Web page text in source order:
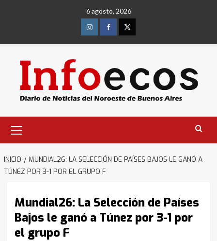
6 agosto, 2026
InstagramFacebookTwitter
primario
INICIO
MUNDIAL26: LA SELECCIÓN DE PAÍSES BAJOS LE GANÓ A
TÚNEZ POR 3-1 POR EL GRUPO F
Mundial26: La Selección de Países
Bajos le ganó a Túnez por 3-1 por
el grupo F